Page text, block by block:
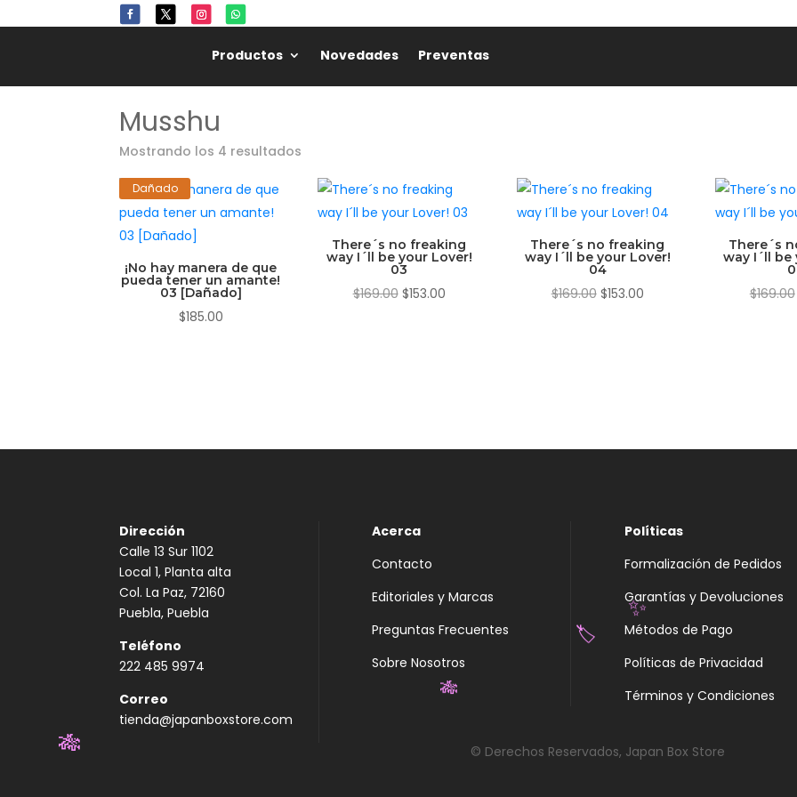
Productos Novedades Preventas
Musshu
Mostrando los 4 resultados
Dañado
¡No hay manera de que
pueda tener un amante!
03 [Dañado]
$185.00
There´s no freaking
way I´ll be your Lover!
03
$169.00 El
$153.00El
There´s no freaking
way I´ll be your Lover!
04
$169.00 El
$153.00El
There´s
way I´ll be
$169.00
Dirección
Calle 13 Sur 1102
Local 1, Planta alta
Col. La Paz, 72160
Puebla, Puebla
Teléfono
222 485 9974
Correo
tienda@japanboxstore.com
Acerca
Contacto
Editoriales y Marcas
Preguntas Frecuentes
Sobre Nosotros
Políticas
Formalización de Pedidos
Garantías y Devoluciones
Métodos de Pago
Políticas de Privacidad
Términos y Condiciones
© Derechos Reservados, Japan Box Store
✨